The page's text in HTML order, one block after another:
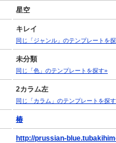
星空
キレイ
同じ「ジャンル」のテンプレートを
未分類
同じ「色」のテンプレートを探す»
2カラム左
同じ「カラム」のテンプレートを探
椿
http://prussian-